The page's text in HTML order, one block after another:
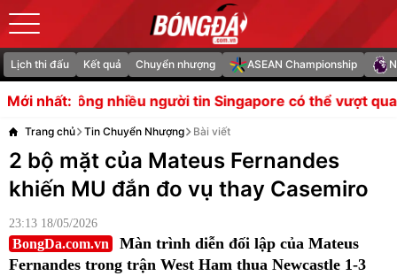
Lịch thi đấu Kết quả Chuyển nhượng ASEAN Championship
Mới nhất:
người tin Singapore có thể vượt qua vòng bảng" Soi
Trang chủ Tin Chuyển Nhượng Bài viết
2 bộ mặt của Mateus Fernandes
khiến MU đắn đo vụ thay Casemiro
23:13 18/05/2026
BongDa.com.vn
Màn trình diễn đối lập của Mateus
Fernandes trong trận West Ham thua Newcastle 1-3